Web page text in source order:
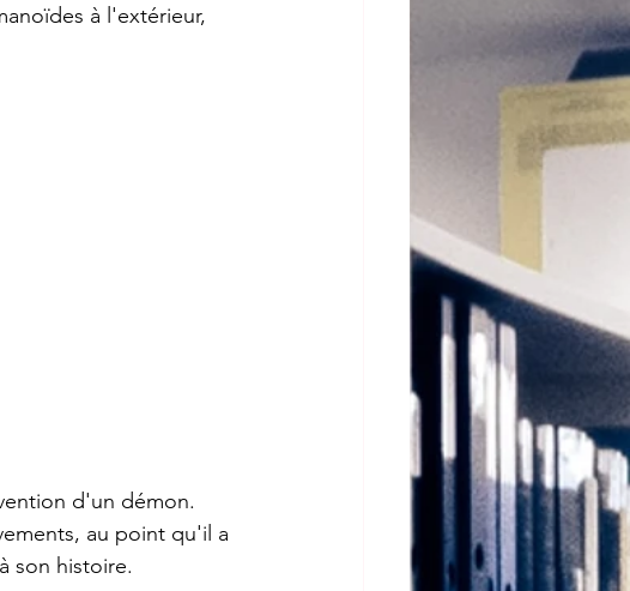
à l'extérieur,
d'un démon.
au point qu'il a
son histoire.